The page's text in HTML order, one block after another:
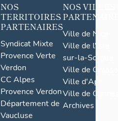
NOS
TERRITOIRES
PARTENAIRES
Syndicat Mixte
Provence Verte
Verdon
CC Alpes
Provence Verdon
Département de
Vaucluse
NOS VILLES
Ville de Nice
Ville de l'Isle-
sur-la-Sorgue
Ville de Grasse
Ville d'Apt
Ville de
Archives